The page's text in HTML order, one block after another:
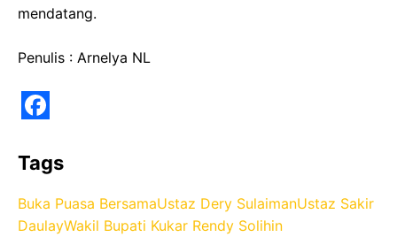
mendatang.
Penulis : Arnelya NL
a
c
e
Tags
Buka Puasa BersamaUstaz Dery SulaimanUstaz Sakir
DaulayWakil Bupati Kukar Rendy Solihin